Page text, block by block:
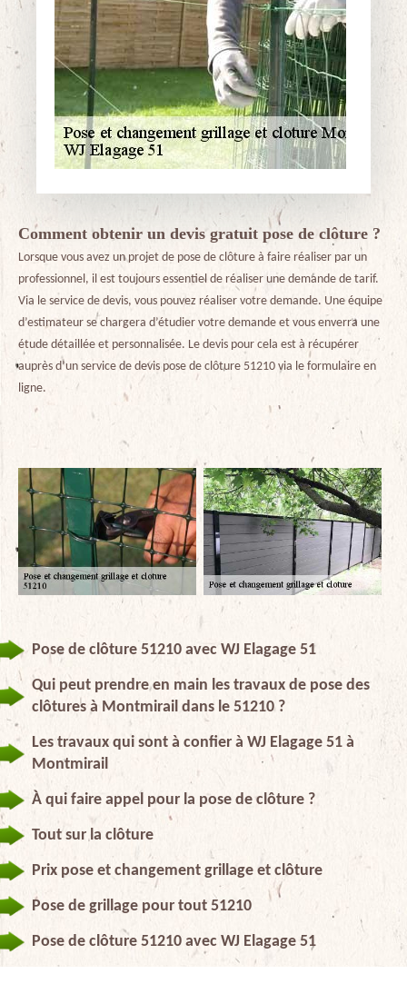
Comment obtenir un devis gratuit pose de clôture ?
Lorsque vous avez un projet de pose de clôture à faire réaliser par un
professionnel, il est toujours essentiel de réaliser une demande de tarif.
Via le service de devis, vous pouvez réaliser votre demande. Une équipe
d’estimateur se chargera d’étudier votre demande et vous enverra une
étude détaillée et personnalisée. Le devis pour cela est à récupérer
auprès d’un service de devis pose de clôture 51210 via le formulaire en
ligne.
Pose de clôture 51210 avec WJ Elagage 51
Qui peut prendre en main les travaux de pose des
clôtures à Montmirail dans le 51210 ?
Les travaux qui sont à confier à WJ Elagage 51 à
Montmirail
À qui faire appel pour la pose de clôture ?
Tout sur la clôture
Prix pose et changement grillage et clôture
Pose de grillage pour tout 51210
Pose de clôture 51210 avec WJ Elagage 51